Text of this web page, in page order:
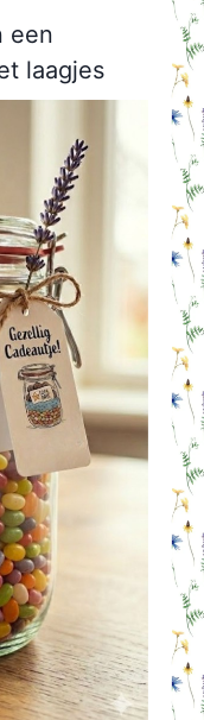
een
laagjes